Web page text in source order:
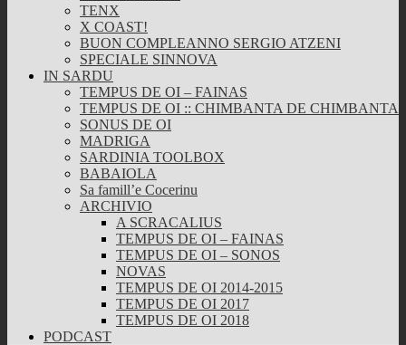
TENX
X COAST!
BUON COMPLEANNO SERGIO ATZENI
SPECIALE SINNOVA
IN SARDU
TEMPUS DE OI – FAINAS
TEMPUS DE OI :: CHIMBANTA DE CHIMBANTA
SONUS DE OI
MADRIGA
SARDINIA TOOLBOX
BABAIOLA
Sa famill’e Cocerinu
ARCHIVIO
A SCRACALIUS
TEMPUS DE OI – FAINAS
TEMPUS DE OI – SONOS
NOVAS
TEMPUS DE OI 2014-2015
TEMPUS DE OI 2017
TEMPUS DE OI 2018
PODCAST